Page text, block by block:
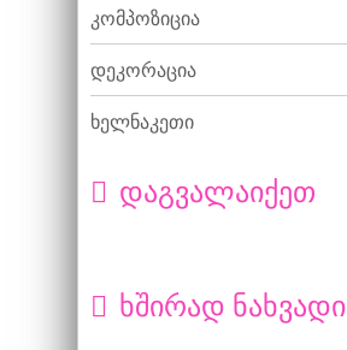
კომპოზიცია
დეკორაცია
ხელნაკეთი
დაგვალაიქეთ
ხშირად ნახვადი